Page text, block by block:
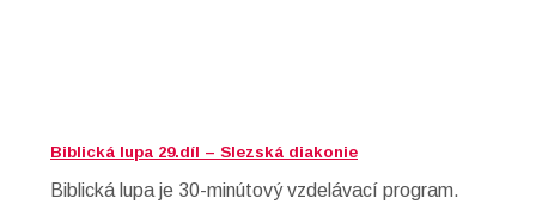
Biblická lupa 29.díl – Slezská diakonie
Biblická lupa je 30-minútový vzdelávací program.